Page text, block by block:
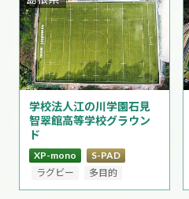
学校法人江の川学園石見
智翠館高等学校グラウン
ド
XP-mono
S-PAD
ラグビー
多目的